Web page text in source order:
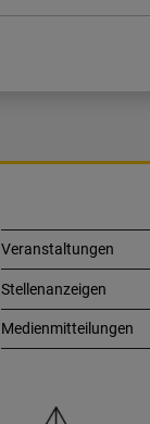
Veranstaltungen
Stellenanzeigen
Medienmitteilungen